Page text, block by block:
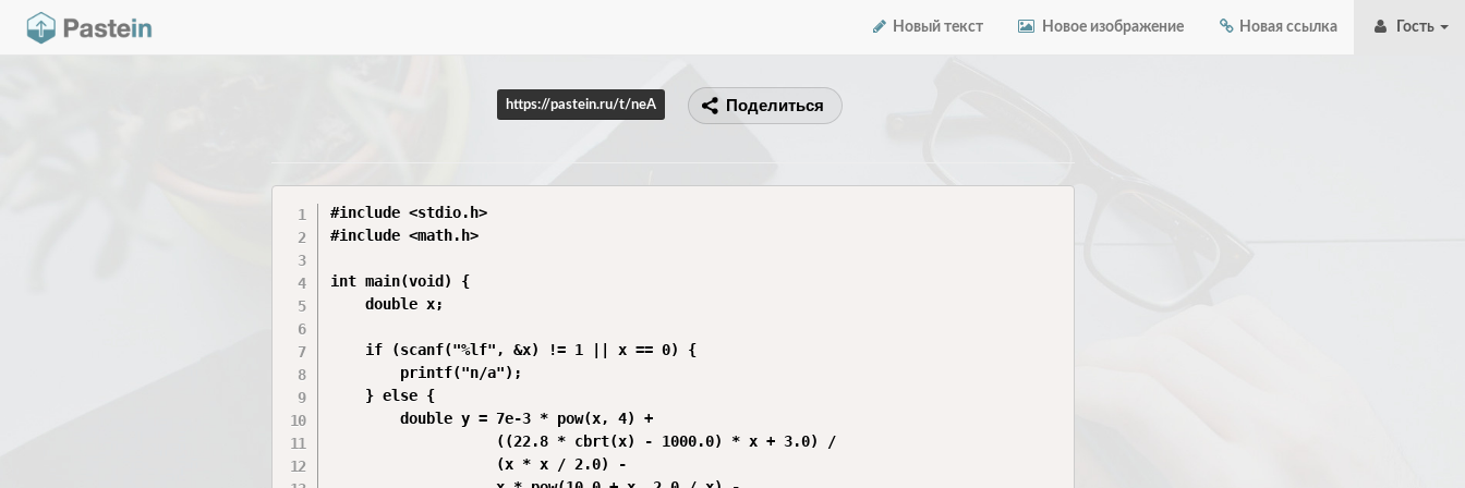
Новый текст Новое изображение Новая ссылка Гость
https://pastein.ru/t/neA Поделиться
#include <stdio.h>
#include <math.h>
int main(void) {
    double x;
    if (scanf("%lf", &x) != 1 || x == 0) {
        printf("n/a");
    } else {
        double y = 7e-3 * pow(x, 4) +
                   ((22.8 * cbrt(x) - 1000.0) * x + 3.0) /
                   (x * x / 2.0) -